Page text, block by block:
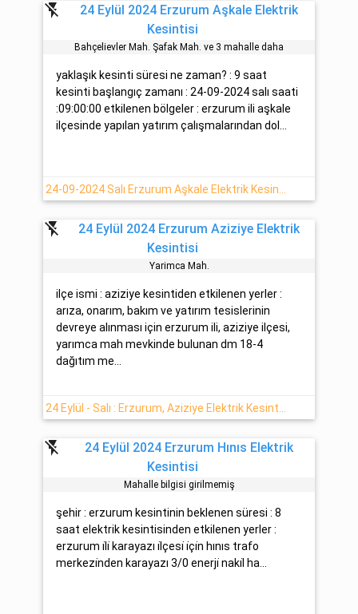
flash_off
24 Eylül 2024 Erzurum Aşkale Elektrik
Kesintisi
Bahçeli̇evler Mah. Şafak Mah. ve 3 mahalle daha
yaklaşık kesinti süresi ne zaman? : 9 saat
kesinti başlangıç zamanı : 24-09-2024 salı saati
:09:00:00 etkilenen bölgeler : erzurum ili aşkale
ilçesinde yapılan yatırım çalışmalarından dol...
flash_off
24 Eylül 2024 Erzurum Aziziye Elektrik
Kesintisi
Yarimca Mah.
ilçe ismi : aziziye kesintiden etkilenen yerler :
arıza, onarım, bakım ve yatırım tesislerinin
devreye alınması için erzurum ili, aziziye ilçesi,
yarımca mah mevkinde bulunan dm 18-4
dağıtım me...
flash_off
24 Eylül 2024 Erzurum Hınıs Elektrik
Kesintisi
Mahalle bilgisi girilmemiş
şehir : erzurum kesintinin beklenen süresi : 8
saat elektrik kesintisinden etkilenen yerler :
erzurum i̇li̇ karayazı i̇lçesi̇ i̇çi̇n hınıs trafo
merkezi̇nden karayazı 3/0 enerji̇ naki̇l ha...